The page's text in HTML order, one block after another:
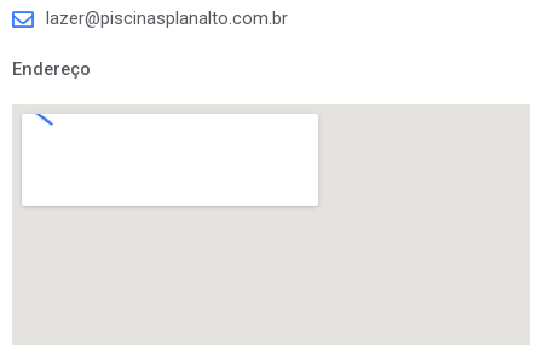
lazer@piscinasplanalto.com.br
Endereço